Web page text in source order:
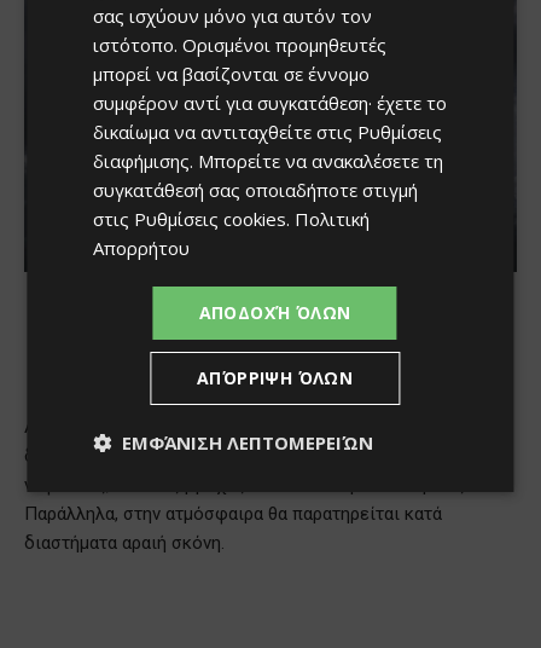
σας ισχύουν μόνο για αυτόν τον
ιστότοπο. Ορισμένοι προμηθευτές
μπορεί να βασίζονται σε έννομο
συμφέρον αντί για συγκατάθεση· έχετε το
δικαίωμα να αντιταχθείτε στις Ρυθμίσεις
διαφήμισης. Μπορείτε να ανακαλέσετε τη
συγκατάθεσή σας οποιαδήποτε στιγμή
στις Ρυθμίσεις cookies. Πολιτική
Απορρήτου
ΑΠΟΔΟΧΉ ΌΛΩΝ
ΑΠΌΡΡΙΨΗ ΌΛΩΝ
ΕΜΦΆΝΙΣΗ ΛΕΠΤΟΜΕΡΕΙΏΝ